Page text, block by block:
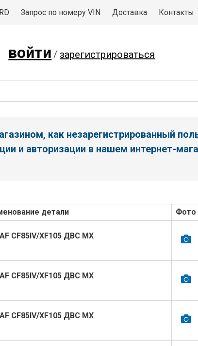
Запрос по номеру VIN Доставка Контакты
войти / зарегистрироваться
как незарегистрированный
и авторизации в нашем интернет-
детали Фото
CF85IV/XF105 ДВС МХ
CF85IV/XF105 ДВС МХ
CF85IV/XF105 ДВС МХ